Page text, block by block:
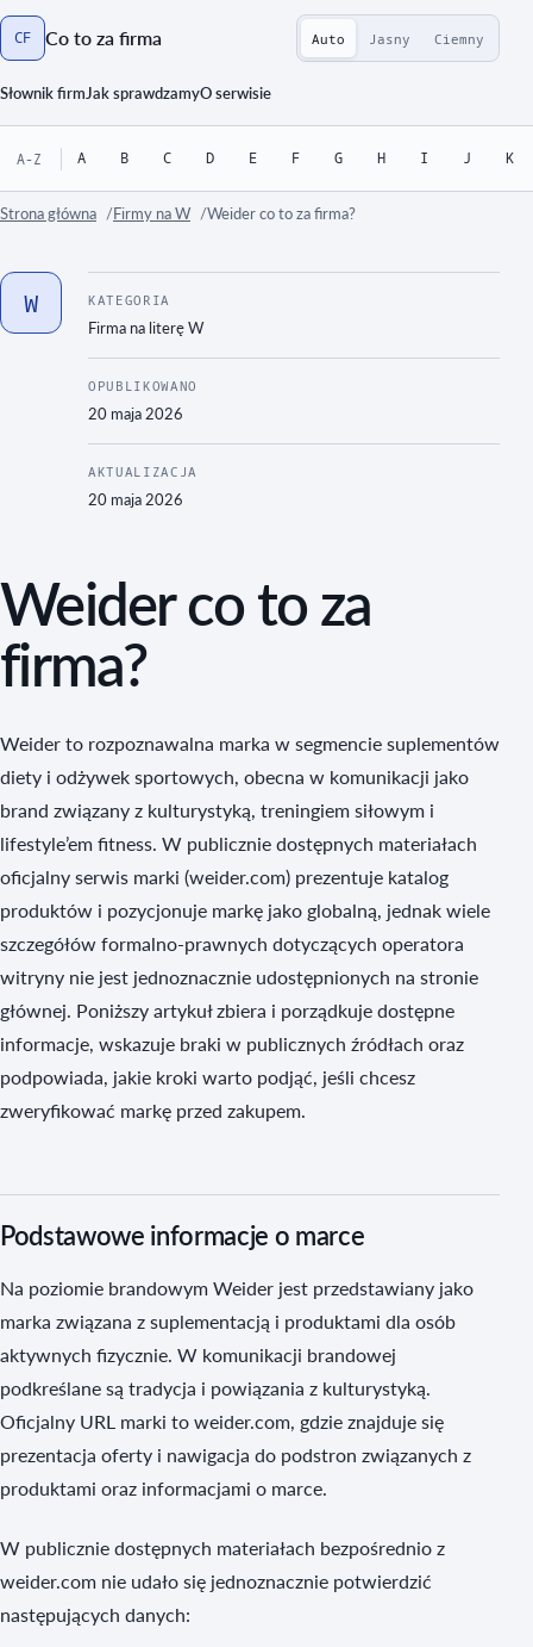
CF Co to za firma
Strona główna
Słownik firmJak sprawdzamyO serwisie
Auto Jasny Ciemny
A-Z A B C D E F G H I J K
Strona główna Firmy na W Weider co to za firma?
W KATEGORIA
Firma na literęW
OPUBLIKOWANO
20 maja 2026
AKTUALIZACJA
20 maja 2026
Weider co to za
firma?
Weider to rozpoznawalna marka w segmencie suplementów
diety i odżywek sportowych, obecna w komunikacji jako
brand związany z kulturystyką, treningiem siłowym i
lifestyle’em fitness. W publicznie dostępnych materiałach
oficjalny serwis marki (weider.com) prezentuje katalog
produktów i pozycjonuje markę jako globalną, jednak wiele
szczegółów formalno‑prawnych dotyczących operatora
witryny nie jest jednoznacznie udostępnionych na stronie
głównej. Poniższy artykuł zbiera i porządkuje dostępne
informacje, wskazuje braki w publicznych źródłach oraz
podpowiada, jakie kroki warto podjąć, jeśli chcesz
zweryfikować markę przed zakupem.
Podstawowe informacje o marce
Na poziomie brandowym Weider jest przedstawiany jako
marka związana z suplementacją i produktami dla osób
aktywnych fizycznie. W komunikacji brandowej
podkreślane są tradycja i powiązania z kulturystyką.
Oficjalny URL marki to weider.com, gdzie znajduje się
prezentacja oferty i nawigacja do podstron związanych z
produktami oraz informacjami o marce.
W publicznie dostępnych materiałach bezpośrednio z
weider.com nie udało się jednoznacznie potwierdzić
następujących danych: